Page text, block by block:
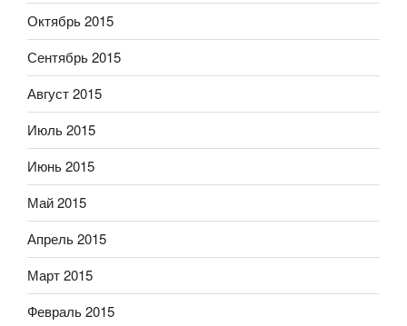
Октябрь 2015
Сентябрь 2015
Август 2015
Июль 2015
Июнь 2015
Май 2015
Апрель 2015
Март 2015
Февраль 2015